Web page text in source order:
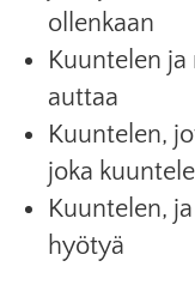
ollenkaan
Kuuntelen
auttaa
Kuuntelen,
joka
Kuuntelen,
hyötyä